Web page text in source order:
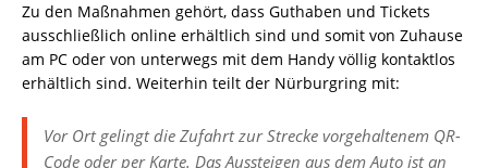
Zu den Maßnahmen gehört, dass Guthaben und Tickets
ausschließlich online erhältlich sind und somit von Zuhause
am PC oder von unterwegs mit dem Handy völlig kontaktlos
erhältlich sind. Weiterhin teilt der Nürburgring mit:
Vor Ort gelingt die Zufahrt zur Strecke vorgehaltenem QR-
Code oder per Karte. Das Aussteigen aus dem Auto ist an